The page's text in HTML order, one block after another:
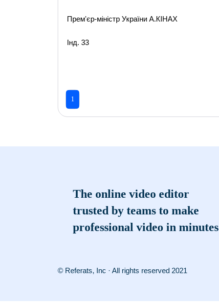
Прем'єр-міністр України А.КІНАХ
Інд. 33
1
The online video editor
trusted by teams to make
professional video in minutes
© Referats, Inc · All rights reserved 2021